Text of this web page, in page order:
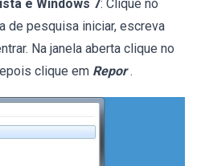
e Windows 7: Clique no
de pesquisa iniciar, escreva
Na janela aberta clique no
clique em Repor .